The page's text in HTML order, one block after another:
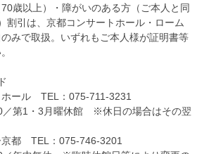
歳以上）・障がいのある方（ご本人と同
割引は、京都コンサートホール・ローム
みで取扱。いずれもご本人様が証明書等
ホール TEL：075-711-3231
第1・3月曜休館 ※休日の場合はその翌
京都 TEL：075-746-3201